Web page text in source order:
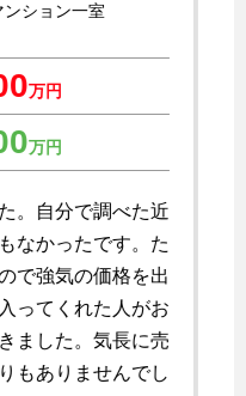
ション一室
万円
万円
。自分で調べた近
なかったです。た
で強気の価格を出
ってくれた人がお
ました。気長に売
もありませんでし